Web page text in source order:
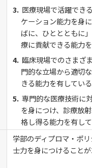
医療現場で活躍でき
ケーション能力を身
ばに、ひととともに
療に貢献できる能力を
臨床現場でのさまざ
門的な立場から適切
きる能力を有している
専門的な医療技術に
を身につけ、診療放
格し得る能力を有して
学部のディプロマ・ポ
士力を身につけることが